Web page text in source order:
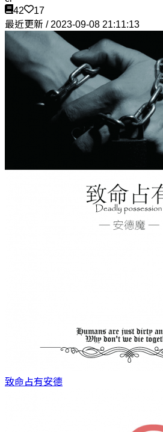
42
17
最近更新 / 2023-09-08 21:11:13
致命占有安德